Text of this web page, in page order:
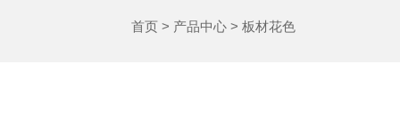
首页> 产品中心> 板材花色